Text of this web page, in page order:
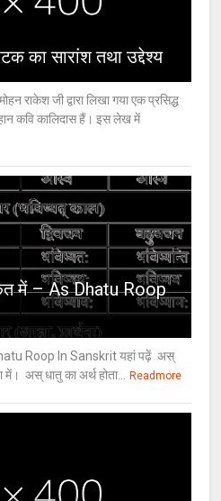
का सारांश तथा उद्देश्य
राकेश जी द्वारा लिखा गया एक प्रसिद्ध
कवि कालिदास हैं। इस लेख में
में – As Dhatu Roop
Roop In Sanskrit यहां पढ़ें अस्
अस् धातु का अर्थ होता... Readmore